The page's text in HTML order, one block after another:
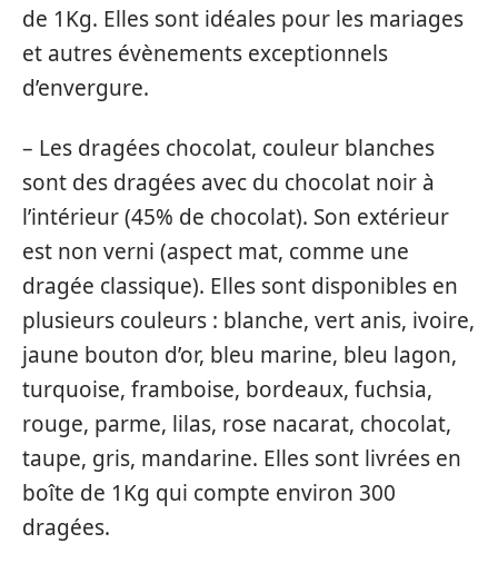
de 1Kg. Elles sont idéales pour les mariages
et autres évènements exceptionnels
d’envergure.
– Les dragées chocolat, couleur blanches
sont des dragées avec du chocolat noir à
l’intérieur (45% de chocolat). Son extérieur
est non verni (aspect mat, comme une
dragée classique). Elles sont disponibles en
plusieurs couleurs : blanche, vert anis, ivoire,
jaune bouton d’or, bleu marine, bleu lagon,
turquoise, framboise, bordeaux, fuchsia,
rouge, parme, lilas, rose nacarat, chocolat,
taupe, gris, mandarine. Elles sont livrées en
boîte de 1Kg qui compte environ 300
dragées.